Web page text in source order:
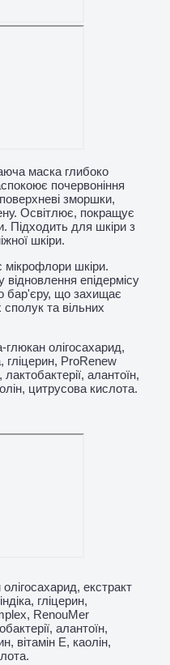
маска глибоко
почервоніння
зморшки,
Освітлює, покращує
Підходить для шкіри з
шкіри.
шкіри.
епідермісу
бар'єру, що захищає
сполук та вільних
олігосахарид,
гліцерин, ProRenew
алантоїн,
цитрусова кислота.
екстракт
гліцерин,
RenouMer
алантоїн,
вітамін Е, каолін,